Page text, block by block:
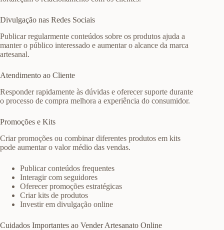
Divulgação nas Redes Sociais
Publicar regularmente conteúdos sobre os produtos ajuda a
manter o público interessado e aumentar o alcance da marca
artesanal.
Atendimento ao Cliente
Responder rapidamente às dúvidas e oferecer suporte durante
o processo de compra melhora a experiência do consumidor.
Promoções e Kits
Criar promoções ou combinar diferentes produtos em kits
pode aumentar o valor médio das vendas.
Publicar conteúdos frequentes
Interagir com seguidores
Oferecer promoções estratégicas
Criar kits de produtos
Investir em divulgação online
Cuidados Importantes ao Vender Artesanato Online